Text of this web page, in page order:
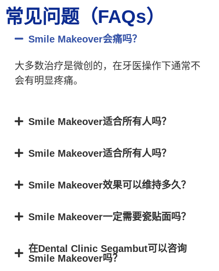
常见问题（FAQs）
Smile Makeover会痛吗？
大多数治疗是微创的，在牙医操作下通常不
会有明显疼痛。
Smile Makeover适合所有人吗？
Smile Makeover适合所有人吗？
Smile Makeover效果可以维持多久？
Smile Makeover一定需要瓷贴面吗？
在Dental Clinic Segambut可以咨询
Smile Makeover吗？